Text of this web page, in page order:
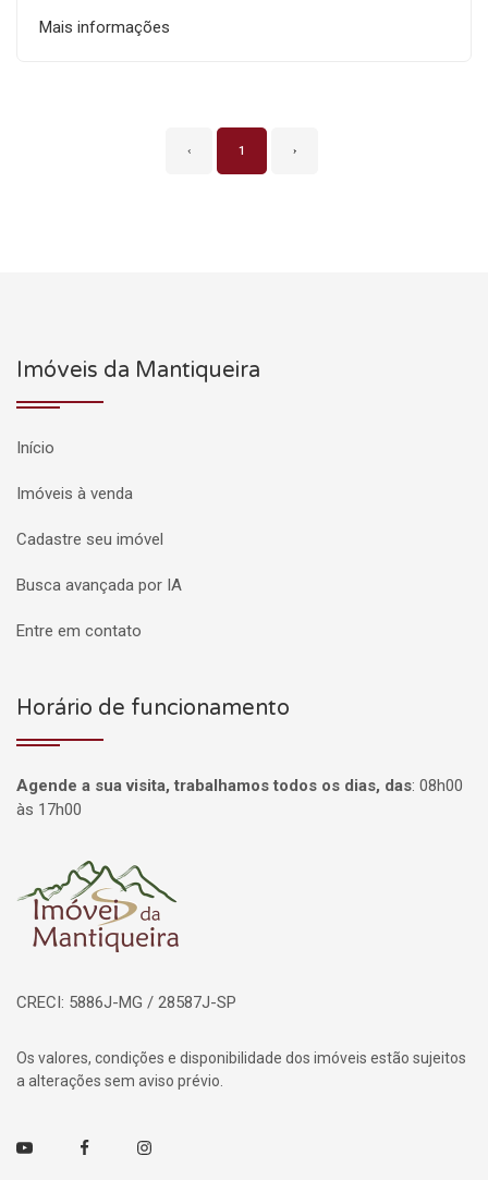
Mais informações
‹ 1 ›
Imóveis da Mantiqueira
Início
Imóveis à venda
Cadastre seu imóvel
Busca avançada por IA
Entre em contato
Horário de funcionamento
Agende a sua visita, trabalhamos todos os dias, das: 08h00
às 17h00
Página inicial
CRECI: 5886J-MG / 28587J-SP
Os valores, condições e disponibilidade dos imóveis estão sujeitos
a alterações sem aviso prévio.
Youtube FacebookInstagram